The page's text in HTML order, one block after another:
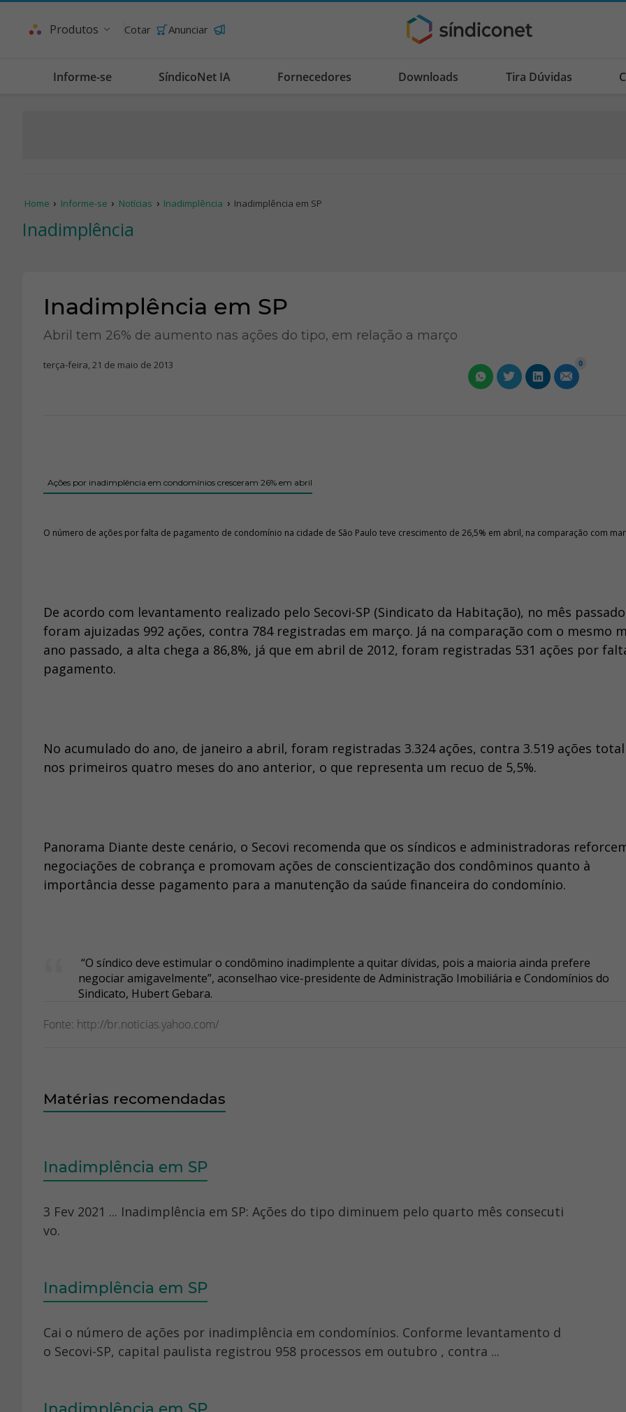
Produtos Cotar Anunciar
Informe-se SíndicoNet IA Fornecedores Downloads Tira Dúvidas
Home Informe-se Notícias Inadimplência Inadimplência em SP
Inadimplência
Inadimplência em SP
Abril tem 26% de aumento nas ações do tipo, em relação a março
terça-feira, 21 de maio de 2013 0
Ações por inadimplência em condomínios cresceram 26% em abril
O número de ações por falta de pagamento de condomínio na cidade de São Paulo teve crescimento de 26,5% em abril, na comparação com
De acordo com levantamento realizado pelo Secovi-SP (Sindicato da Habitação), no mês
foram ajuizadas 992 ações, contra 784 registradas em março. Já na comparação com o mesmo
ano passado, a alta chega a 86,8%, já que em abril de 2012, foram registradas 531 ações por
pagamento.
No acumulado do ano, de janeiro a abril, foram registradas 3.324 ações, contra 3.519 ações
nos primeiros quatro meses do ano anterior, o que representa um recuo de 5,5%.
Panorama Diante deste cenário, o Secovi recomenda que os síndicos e administradoras
negociações de cobrança e promovam ações de conscientização dos condôminos quanto à
importância desse pagamento para a manutenção da saúde financeira do condomínio.
“O síndico deve estimular o condômino inadimplente a quitar dívidas, pois a maioria ainda prefere
negociar amigavelmente”, aconselhao vice-presidente de Administração Imobiliária e Condomínios do
Sindicato, Hubert Gebara.
Fonte: http://br.noticias.yahoo.com/
Matérias recomendadas
Inadimplência em SP
3 Fev 2021 ... Inadimplência em SP: Ações do tipo diminuem pelo quarto mês consecuti
vo.
Inadimplência em SP
Cai o número de ações por inadimplência em condomínios. Conforme levantamento d
o Secovi-SP, capital paulista registrou 958 processos em outubro , contra ...